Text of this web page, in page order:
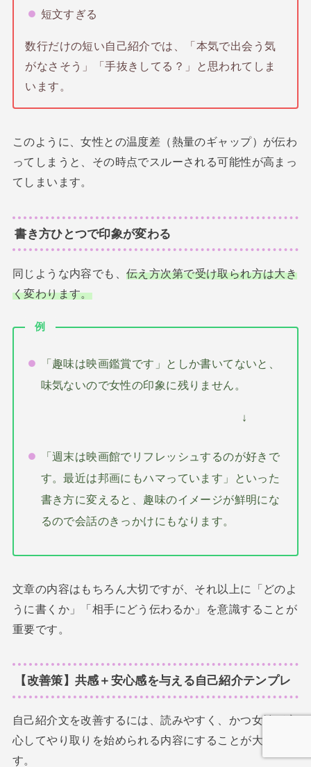
短文すぎる
数行だけの短い自己紹介では、「本気で出会う気
がなさそう」「手抜きしてる？」と思われてしま
います。
このように、女性との温度差（熱量のギャップ）が伝わ
ってしまうと、その時点でスルーされる可能性が高まっ
てしまいます。
書き方ひとつで印象が変わる
同じような内容でも、伝え方次第で受け取られ方は大き
く変わります。
例
「趣味は映画鑑賞です」としか書いてないと、
味気ないので女性の印象に残りません。
↓
「週末は映画館でリフレッシュするのが好きで
す。最近は邦画にもハマっています」といった
書き方に変えると、趣味のイメージが鮮明にな
るので会話のきっかけにもなります。
文章の内容はもちろん大切ですが、それ以上に「どのよ
うに書くか」「相手にどう伝わるか」を意識することが
重要です。
【改善策】共感＋安心感を与える自己紹介テンプレ
自己紹介文を改善するには、読みやすく、かつ女性が安
心してやり取りを始められる内容にすることが大切で
す。